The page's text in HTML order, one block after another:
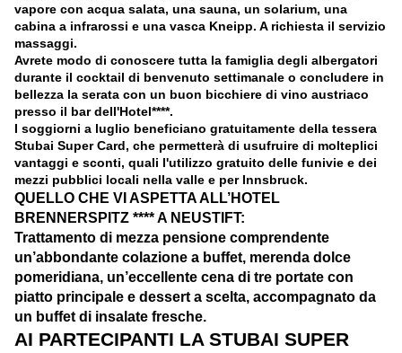
vapore con acqua salata, una sauna, un solarium, una
cabina a infrarossi e una vasca Kneipp. A richiesta il servizio
massaggi.
Avrete modo di conoscere tutta la famiglia degli albergatori
durante il cocktail di benvenuto settimanale o concludere in
bellezza la serata con un buon bicchiere di vino austriaco
presso il bar dell'Hotel****.
I soggiorni a luglio beneficiano gratuitamente della tessera
Stubai Super Card, che permetterà di usufruire di molteplici
vantaggi e sconti, quali l'utilizzo gratuito delle funivie e dei
mezzi pubblici locali nella valle e per Innsbruck.
QUELLO CHE VI ASPETTA ALL’HOTEL
BRENNERSPITZ **** A NEUSTIFT:
Trattamento di mezza pensione comprendente
un’abbondante colazione a buffet, merenda dolce
pomeridiana, un’eccellente cena di tre portate con
piatto principale e dessert a scelta, accompagnato da
un buffet di insalate fresche.
AI PARTECIPANTI LA STUBAI SUPER